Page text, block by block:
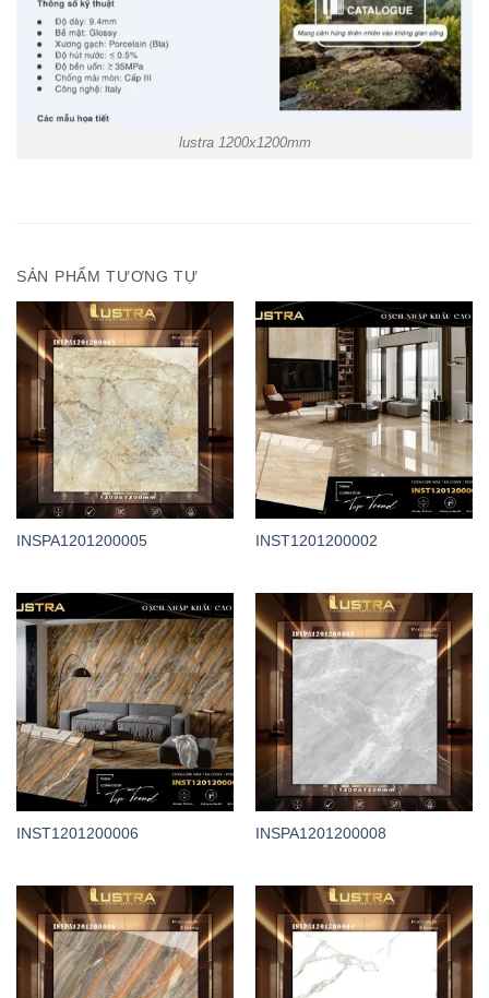
lustra 1200x1200mm
SẢN PHẨM TƯƠNG TỰ
INSPA1201200005 INST1201200002
INST1201200006 INSPA1201200008